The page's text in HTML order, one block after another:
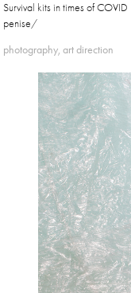
Survival kits in times of
penise/
photography, art direction